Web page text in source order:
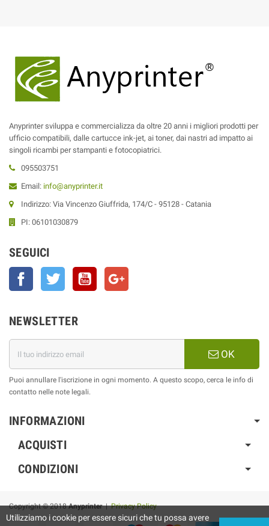
Anyprinter sviluppa e commercializza da oltre 20 anni i migliori prodotti per
ufficio compatibili, dalle cartucce ink-jet, ai toner, dai nastri ad impatto ai
singoli ricambi per stampanti e fotocopiatrici.
095503751
Email: info@anyprinter.it
Indirizzo: Via Vincenzo Giuffrida, 174/C - 95128 - Catania
PI: 06101030879
SEGUICI
Facebook Twitter YouTube
NEWSLETTER
OK
Puoi annullare l'iscrizione in ogni momento. A questo scopo, cerca le info di
contatto nelle note legali.
INFORMAZIONI
ACQUISTI
CONDIZIONI
Copyright © 2018Anyprinter|Privacy Policy
Utilizziamo i cookie per essere sicuri che tu possa avere